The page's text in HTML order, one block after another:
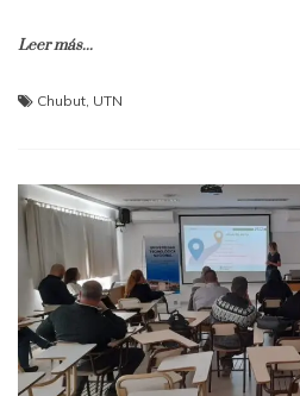
Leer más...
Chubut, UTN